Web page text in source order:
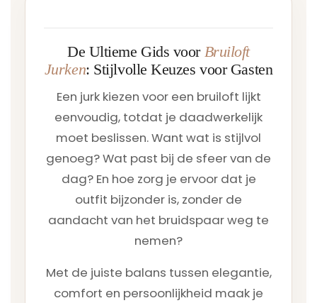
De Ultieme Gids voor Bruiloft
Jurken: Stijlvolle Keuzes voor Gasten
Een jurk kiezen voor een bruiloft lijkt
eenvoudig, totdat je daadwerkelijk
moet beslissen. Want wat is stijlvol
genoeg? Wat past bij de sfeer van de
dag? En hoe zorg je ervoor dat je
outfit bijzonder is, zonder de
aandacht van het bruidspaar weg te
nemen?
Met de juiste balans tussen elegantie,
comfort en persoonlijkheid maak je